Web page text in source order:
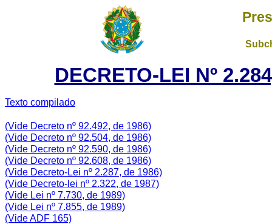
DECRETO-LEI Nº
Texto compilado
(Vide Decreto nº 92.492, de 1986)
(Vide Decreto nº 92.504, de 1986)
(Vide Decreto nº 92.590, de 1986)
(Vide Decreto nº 92.608, de 1986)
(Vide Decreto-Lei nº 2.287, de 1986)
(Vide Decreto-lei nº 2.322, de 1987)
(Vide Lei nº 7.730, de 1989)
(Vide Lei nº 7.855, de 1989)
(Vide ADF 165)